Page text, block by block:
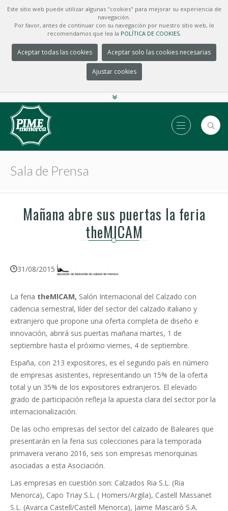
Este sitio web puede utilizar algunas "cookies" para mejorar su experiencia de
navegación.
Por favor, antes de continuar con su navegación por nuestro sitio web, le
recomendamos que lea la POLÍTICA DE COOKIES.
Aceptar todas las cookies Aceptar solo las cookies necesarias
Ajustar cookies
Sala de Prensa
Mañana abre sus puertas la feria
theMICAM
31/08/2015
La feria theMICAM, Salón Internacional del Calzado con
cadencia semestral, líder del sector del calzado italiano y
extranjero que propone una oferta completa de diseño e
innovación, abrirá sus puertas mañana martes, 1 de
septiembre hasta el próximo viernes, 4 de septiembre.
España, con 213 expositores, es el segundo país en número
de empresas asistentes, representando un 15% de la oferta
total y un 35% de los expositores extranjeros. El elevado
grado de participación refleja la apuesta clara del sector por la
internacionalización.
De las ocho empresas del sector del calzado de Baleares que
presentarán en la feria sus colecciones para la temporada
primavera verano 2016, seis son empresas menorquinas
asociadas a esta Asociación.
Las empresas en cuestión son: Calzados Ria S.L. (Ria
Menorca), Capo Triay S.L. ( Homers/Argila), Castell Massanet
S.L. (Avarca Castell/Castell Menorca), Jaime Mascaró S.A.